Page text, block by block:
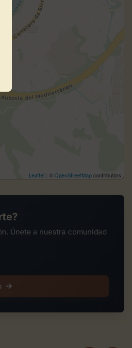
Leaflet | ©OpenStreetMapcontributors
Únete a nuestra comunidad